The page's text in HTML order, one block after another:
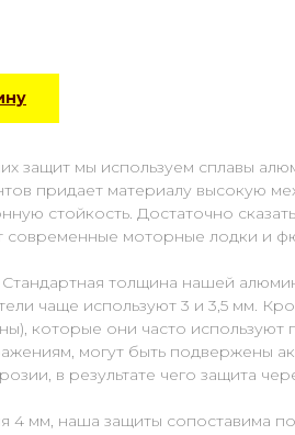
защит мы используем сплавы
придает материалу высокую
стойкость. Достаточно
современные моторные лодки и
Стандартная толщина нашей
чаще используют 3 и 3,5 мм.
которые они часто используют
могут быть подвержены
в результате чего защита
4 мм, наша защиты сопоставима